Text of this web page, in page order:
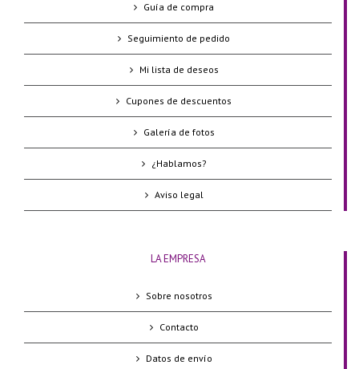
Guía de compra
Seguimiento de pedido
Mi lista de deseos
Cupones de descuentos
Galería de fotos
¿Hablamos?
Aviso legal
LA EMPRESA
Sobre nosotros
Contacto
Datos de envío